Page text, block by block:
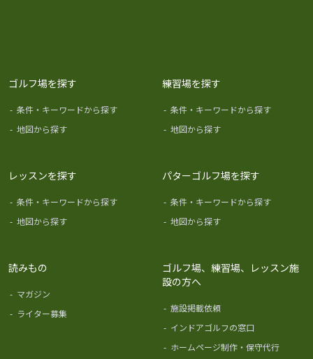
ゴルフ場を探す
- 条件・キーワードから探す
- 地図から探す
練習場を探す
- 条件・キーワードから探す
- 地図から探す
レッスンを探す
- 条件・キーワードから探す
- 地図から探す
パターゴルフ場を探す
- 条件・キーワードから探す
- 地図から探す
読みもの
- マガジン
- ライター募集
ゴルフ場、練習場、レッスン施
設の方へ
- 施設掲載依頼
- インドアゴルフの窓口
- ホームページ制作・保守代行